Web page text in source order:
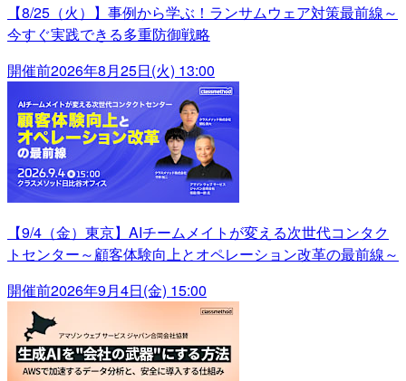
【8/25（火）】事例から学ぶ！ランサムウェア対策最前線～
今すぐ実践できる多重防御戦略
開催前2026年8月25日(火) 13:00
【9/4（金）東京】AIチームメイトが変える次世代コンタク
トセンター～顧客体験向上とオペレーション改革の最前線～
開催前2026年9月4日(金) 15:00